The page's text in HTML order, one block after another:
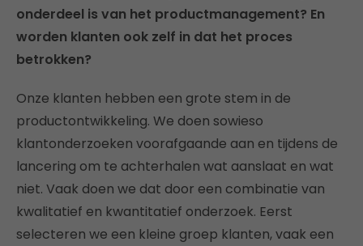
onderdeel is van het productmanagement? En
worden klanten ook zelf in dat het proces
betrokken?
Onze klanten hebben een grote stem in de
productontwikkeling. We doen sowieso
klantonderzoeken voorafgaande aan en tijdens de
lancering om te achterhalen wat aanslaat en wat
niet. Vaak doen we dat door een combinatie van
kwalitatief en kwantitatief onderzoek. Eerst
selecteren we een kleine groep klanten, vaak een